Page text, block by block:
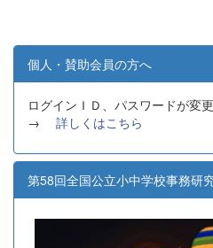
個人・賛助会員の方へ
ログインＩＤ、パスワードが変更
→ 詳しくはこちら
第58回全国公立小中学校事務研